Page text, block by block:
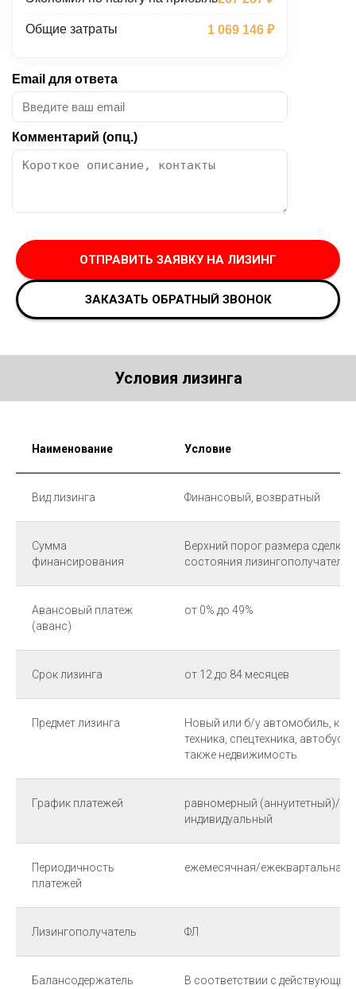
Общие затраты 1 069 146 ₽
Email для ответа
Комментарий (опц.)
ОТПРАВИТЬ ЗАЯВКУ НА ЛИЗИНГ
ЗАКАЗАТЬ ОБРАТНЫЙ ЗВОНОК
Условия лизинга
Наименование Условие
Вид лизинга Финансовый, возвратный
Сумма
финансирования
Верхний порог размера сделки
состояния лизингополучателя
Авансовый платеж
(аванс)
от 0% до 49%
Срок лизинга от 12 до 84 месяцев
Предмет лизинга
Новый или б/у автомобиль,
техника, спецтехника,
также недвижимость
График платежей
равномерный (аннуитетный)/
индивидуальный
Периодичность
платежей
ежемесячная/ежеквартальная/
Лизингополучатель ФЛ
Балансодержатель
В соответствии с